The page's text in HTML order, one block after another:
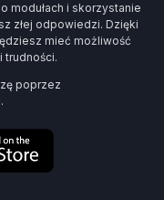
modułach i skorzystanie
złej odpowiedzi. Dzięki
mieć możliwość
trudności.
poprzez